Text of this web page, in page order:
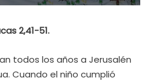
2,41-51.
todos los años a Jerusalén
Cuando el niño cumplió